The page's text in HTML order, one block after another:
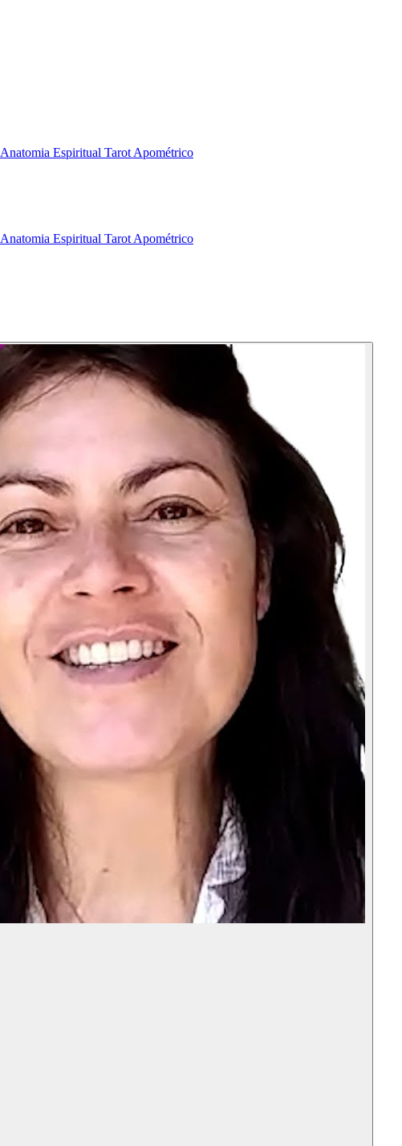
Anatomia Espiritual Tarot Apométrico
Anatomia Espiritual Tarot Apométrico